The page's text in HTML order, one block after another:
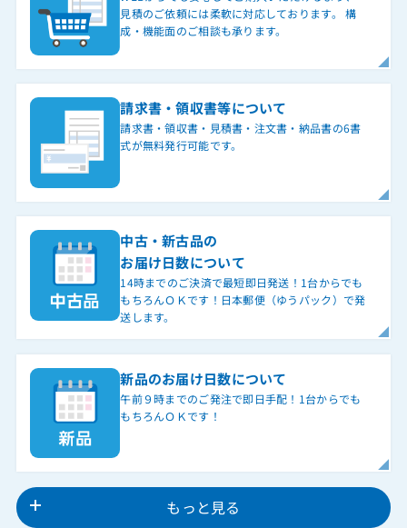
見積のご依頼には柔軟に対応しております。 構
成・機能面のご相談も承ります。
請求書・領収書等について
請求書・領収書・見積書・注文書・納品書の6書
式が無料発行可能です。
中古・新古品の
お届け日数について
14時までのご決済で最短即日発送！1台からでも
もちろんＯＫです！日本郵便（ゆうパック）で発
送します。
新品のお届け日数について
午前９時までのご発注で即日手配！1台からでも
もちろんＯＫです！
もっと見る